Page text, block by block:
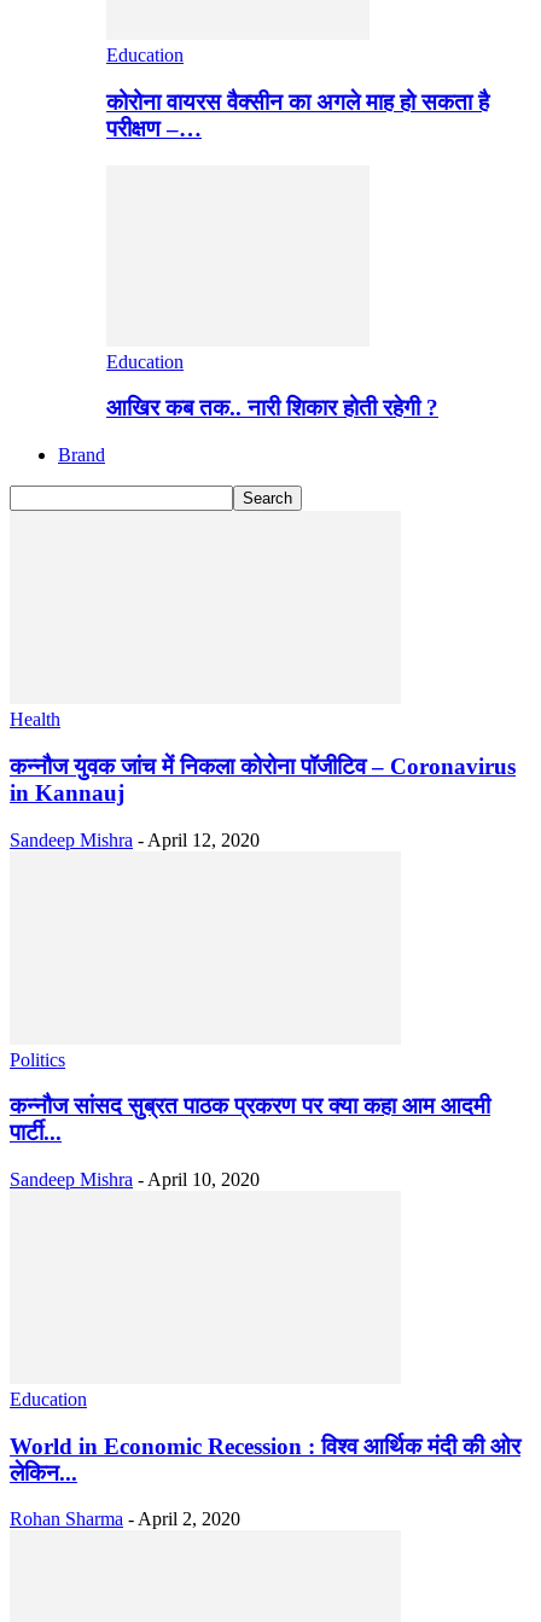
Education
कोरोना वायरस वैक्सीन का अगले माह हो सकता है
परीक्षण –…
Education
आखिर कब तक.. नारी शिकार होती रहेगी ?
Brand
Health
कन्नौज युवक जांच में निकला कोरोना पॉजीटिव – Coronavirus
in Kannauj
Sandeep Mishra - April 12, 2020
Politics
कन्नौज सांसद सुब्रत पाठक प्रकरण पर क्या कहा आम आदमी
पार्टी...
Sandeep Mishra - April 10, 2020
Education
World in Economic Recession : विश्व आर्थिक मंदी की ओर
लेकिन...
Rohan Sharma -April 2, 2020